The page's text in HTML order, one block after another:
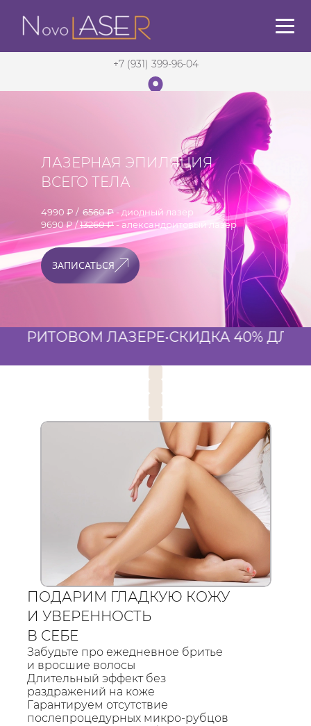
+7 (931) 399-96-04
ЛАЗЕРНАЯ ЭПИЛЯЦИЯ
ВСЕГО ТЕЛА
4990 ₽ / 6560 ₽ - диодный лазер
9690 ₽ /13260 ₽- александритовый лазер
ЗАПИСАТЬСЯ
ЛАЗЕРЕ• СКИДКА 40% ДЛЯ НОВЫХ
ПОДАРИМ ГЛАДКУЮ КОЖУ
И УВЕРЕННОСТЬ
В СЕБЕ
Забудьте про ежедневное бритье
и вросшие волосы
Длительный эффект без
раздражений на коже
Гарантируем отсутствие
послепроцедурных микро-рубцов